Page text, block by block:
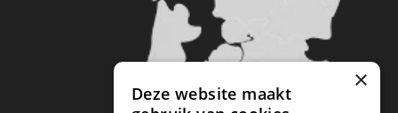
×
Deze website maakt